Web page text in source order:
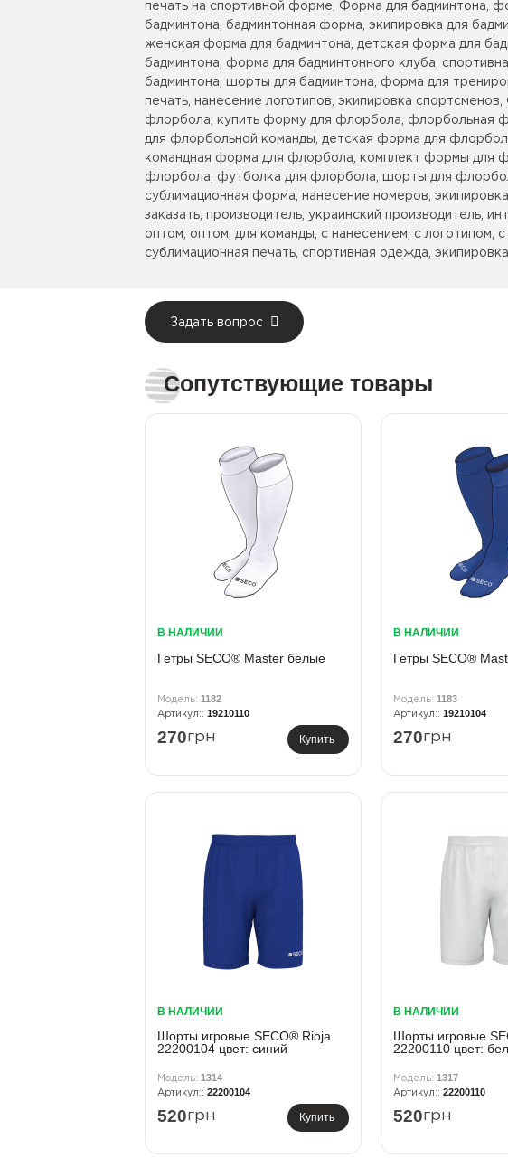
печать на спортивной форме, Форма для бадминтона,
бадминтона, бадминтонная форма, экипировка для
женская форма для бадминтона, детская форма для
бадминтона, форма для бадминтонного клуба,
бадминтона, шорты для бадминтона, форма для
печать, нанесение логотипов, экипировка
флорбола, купить форму для флорбола, флорбольная
для флорбольной команды, детская форма для
командная форма для флорбола, комплект формы для
флорбола, футболка для флорбола, шорты для
сублимационная форма, нанесение номеров,
заказать, производитель, украинский производитель,
оптом, оптом, для команды, с нанесением, с логотипом, с
сублимационная печать, спортивная одежда,
Задать вопрос
Сопутствующие товары
В НАЛИЧИИ
Гетры SECO® Master белые
1182
19210110
270грн Купить
В НАЛИЧИИ
Гетры SECO®
1183
19210104
270грн
В НАЛИЧИИ
Шорты игровые SECO® Rioja
22200104 цвет: синий
1314
22200104
520грн Купить
В НАЛИЧИИ
Шорты игровые
22200110 цвет:
1317
22200110
520грн